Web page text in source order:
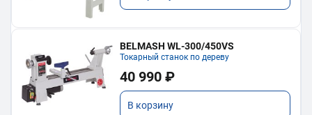
BELMASH WL-300/450VS
Токарный станок по дереву
40 990 ₽
В корзину